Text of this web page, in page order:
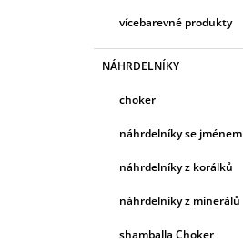
vícebarevné produkty
NÁHRDELNÍKY
choker
náhrdelníky se jménem
náhrdelníky z korálků
náhrdelníky z minerálů
shamballa Choker